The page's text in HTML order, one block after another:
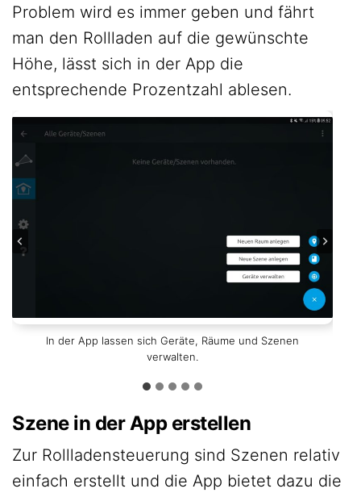
Problem wird es immer geben und fährt
man den Rollladen auf die gewünschte
Höhe, lässt sich in der App die
entsprechende Prozentzahl ablesen.
In der App lassen sich Geräte, Räume und Szenen
verwalten.
2. Auswahl des Gerätes, Suche starten und am Schalter
bestätigen.
1. Auswahl des Gerätestandards
3. Schalter wurde hinzugefügt.
Der Rollladen lässt sich hoch und runter fahren aber auch
mit der Grafik bedienen.
Szene in der App erstellen
Zur Rollladensteuerung sind Szenen relativ
einfach erstellt und die App bietet dazu die